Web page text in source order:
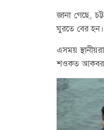
জানা গেছে,
ঘুরতে বের হন।
এসময়
শওকত আকবর